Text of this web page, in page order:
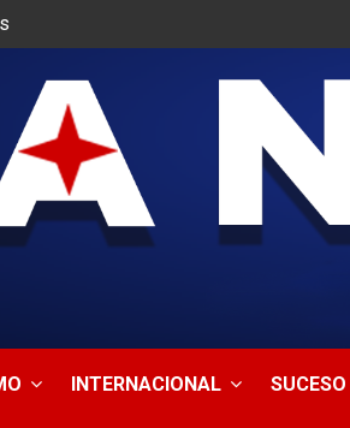
INTERNACIONAL SUCESO